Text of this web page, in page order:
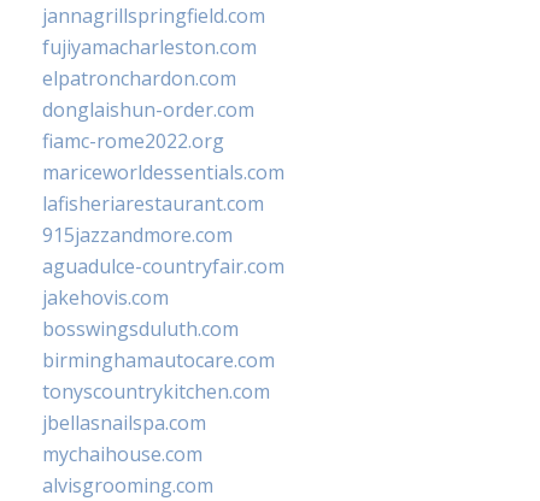
jannagrillspringfield.com
fujiyamacharleston.com
elpatronchardon.com
donglaishun-order.com
fiamc-rome2022.org
mariceworldessentials.com
lafisheriarestaurant.com
915jazzandmore.com
aguadulce-countryfair.com
jakehovis.com
bosswingsduluth.com
birminghamautocare.com
tonyscountrykitchen.com
jbellasnailspa.com
mychaihouse.com
alvisgrooming.com